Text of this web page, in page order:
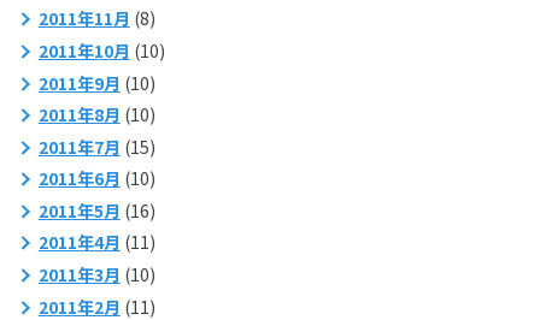
2011年11月 (8)
2011年10月 (10)
2011年9月 (10)
2011年8月 (10)
2011年7月 (15)
2011年6月 (10)
2011年5月 (16)
2011年4月 (11)
2011年3月 (10)
2011年2月 (11)